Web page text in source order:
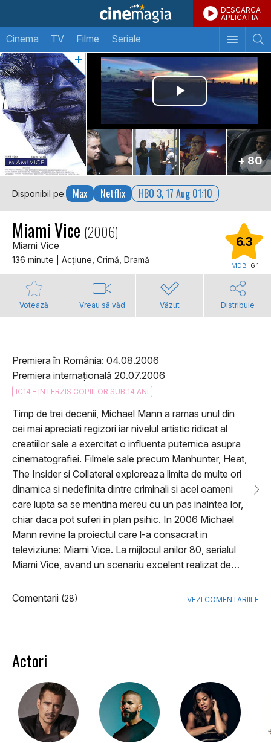
DESCARCA
APLICATIA
Cinema TV Filme Seriale
+ 80
Disponibil pe: Max Netflix HBO 3, 17 Aug 01:10
Miami Vice (2006)
Miami Vice
136 minute | Acţiune, Crimă, Dramă
6.3
IMDB: 6.1
Votează Vreau să văd Văzut Distribuie
Premiera în România: 04.08.2006
Premiera internațională 20.07.2006
IC14 - INTERZIS COPIILOR SUB 14 ANI
Timp de trei decenii, Michael Mann a ramas unul din
cei mai apreciati regizori iar nivelul artistic ridicat al
creatiilor sale a exercitat o influenta puternica asupra
cinematografiei. Filmele sale precum Manhunter, Heat,
The Insider si Collateral exploreaza limita de multe ori
dinamica si nedefinita dintre criminali si acei oameni
care lupta sa se mentina mereu cu un pas inaintea lor,
chiar daca pot suferi in plan psihic. In 2006 Michael
Mann revine la proiectul care l-a consacrat in
televiziune: Miami Vice. La mijlocul anilor 80, serialul
Miami Vice, avand un scenariu excelent realizat de…
Comentarii (28) VEZI COMENTARIILE
Actori